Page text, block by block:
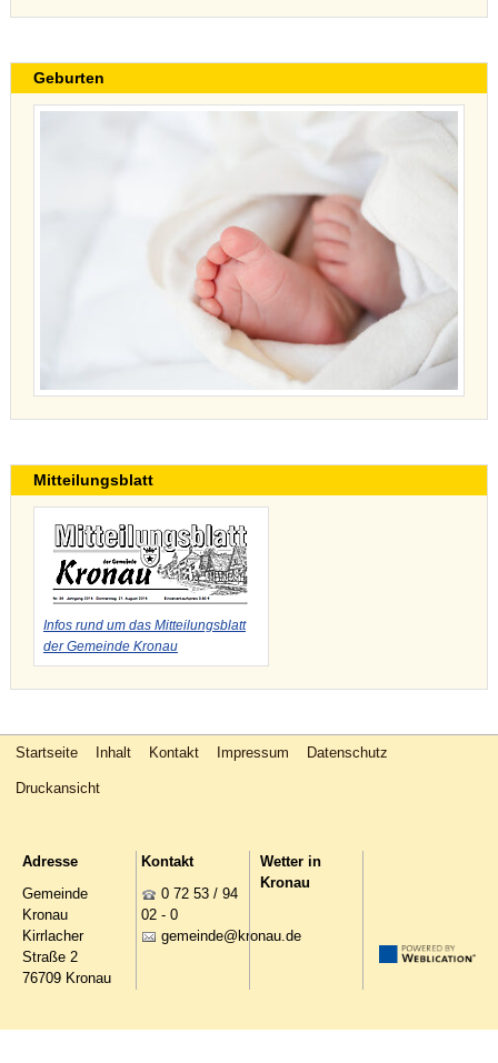
Geburten
Mitteilungsblatt
Infos rund um das Mitteilungsblatt
der Gemeinde Kronau
Startseite Inhalt Kontakt Impressum Datenschutz
Druckansicht
Adresse
Gemeinde
Kronau
Kirrlacher
Straße 2
76709 Kronau
Kontakt
0 72 53 / 94
02 - 0
g m nd kr n d
Wetter in
Kronau